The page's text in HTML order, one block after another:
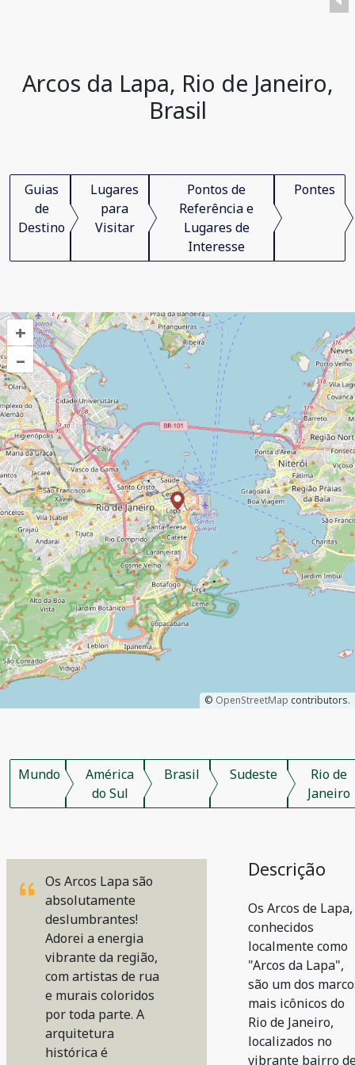
Arcos da Lapa, Rio de Janeiro,
Brasil
Guias
de
Destino
Lugares
para
Visitar
Pontos de
Referência e
Lugares de
Interesse
Pontes
+
–
© OpenStreetMap contributors.
Mundo
América
do Sul
Brasil Sudeste
Rio de
Janeiro
Os Arcos Lapa são
absolutamente
deslumbrantes!
Adorei a energia
vibrante da região,
com artistas de rua
e murais coloridos
por toda parte. A
arquitetura
histórica é
Descrição
Os Arcos de Lapa,
conhecidos
localmente como
"Arcos da Lapa",
são um dos
mais icônicos do
Rio de Janeiro,
localizados no
vibrante bairro